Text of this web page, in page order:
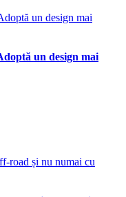
un design mai